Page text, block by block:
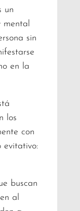
un
mental
sin
en la
los
con
evitativo:
buscan
al